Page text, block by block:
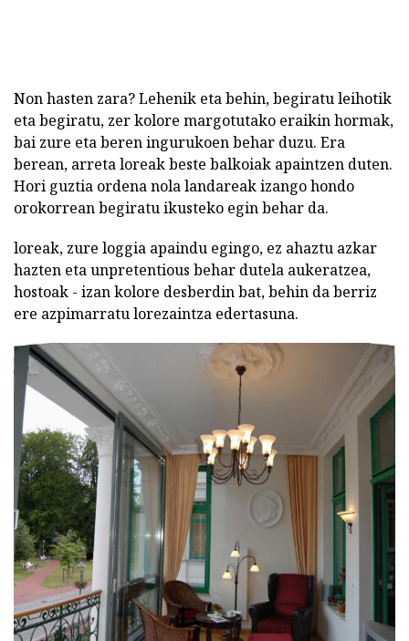
Non hasten zara? Lehenik eta behin, begiratu leihotik
eta begiratu, zer kolore margotutako eraikin hormak,
bai zure eta beren ingurukoen behar duzu. Era
berean, arreta loreak beste balkoiak apaintzen duten.
Hori guztia ordena nola landareak izango hondo
orokorrean begiratu ikusteko egin behar da.
loreak, zure loggia apaindu egingo, ez ahaztu azkar
hazten eta unpretentious behar dutela aukeratzea,
hostoak - izan kolore desberdin bat, behin da berriz
ere azpimarratu lorezaintza edertasuna.